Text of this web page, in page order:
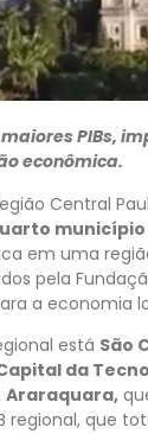
PIBs,
econômica.
Central
município
em uma
pela
a economia
está São
da
Araraquara,
regional, que